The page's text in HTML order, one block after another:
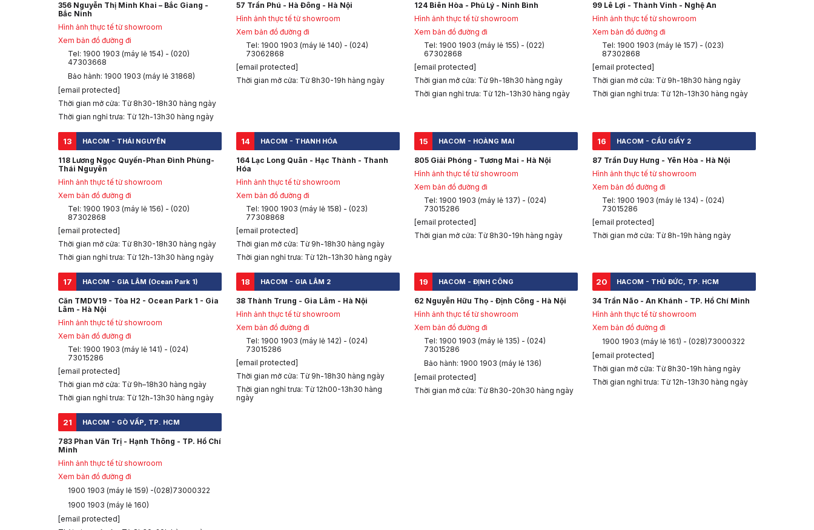
356 Nguyễn Thị Minh Khai – Bắc Giang -
Bắc Ninh
Hình ảnh thực tế từ showroom
Xem bản đồ đường đi
Tel: 1900 1903 (máy lẻ 154) - (020)
47303668
Bảo hành: 1900 1903 (máy lẻ 31868)
[email protected]
Thời gian mở cửa: Từ 8h30-18h30 hàng ngày
Thời gian nghỉ trưa: Từ 12h-13h30 hàng ngày
57 Trần Phú - Hà Đông - Hà Nội
Hình ảnh thực tế từ showroom
Xem bản đồ đường đi
Tel: 1900 1903 (máy lẻ 140) - (024)
73062868
[email protected]
Thời gian mở cửa: Từ 8h30-19h hàng ngày
124 Biên Hòa - Phủ Lý - Ninh Bình
Hình ảnh thực tế từ showroom
Xem bản đồ đường đi
Tel: 1900 1903 (máy lẻ 155) - (022)
67302868
[email protected]
Thời gian mở cửa: Từ 9h-18h30 hàng ngày
Thời gian nghỉ trưa: Từ 12h-13h30 hàng ngày
99 Lê Lợi - Thành Vinh - Nghệ An
Hình ảnh thực tế từ showroom
Xem bản đồ đường đi
Tel: 1900 1903 (máy lẻ 157) - (023)
87302868
[email protected]
Thời gian mở cửa: Từ 9h-18h30 hàng ngày
Thời gian nghỉ trưa: Từ 12h-13h30 hàng ngày
13 HACOM - THÁI NGUYÊN
118 Lương Ngọc Quyến-Phan Đình Phùng-
Thái Nguyên
Hình ảnh thực tế từ showroom
Xem bản đồ đường đi
Tel: 1900 1903 (máy lẻ 156) - (020)
87302868
[email protected]
Thời gian mở cửa: Từ 8h30-18h30 hàng ngày
Thời gian nghỉ trưa: Từ 12h-13h30 hàng ngày
14 HACOM - THANH HÓA
164 Lạc Long Quân - Hạc Thành - Thanh
Hóa
Hình ảnh thực tế từ showroom
Xem bản đồ đường đi
Tel: 1900 1903 (máy lẻ 158) - (023)
77308868
[email protected]
Thời gian mở cửa: Từ 9h-18h30 hàng ngày
Thời gian nghỉ trưa: Từ 12h-13h30 hàng ngày
15 HACOM - HOÀNG MAI
805 Giải Phóng - Tương Mai - Hà Nội
Hình ảnh thực tế từ showroom
Xem bản đồ đường đi
Tel: 1900 1903 (máy lẻ 137) - (024)
73015286
[email protected]
Thời gian mở cửa: Từ 8h30-19h hàng ngày
16 HACOM - CẦU GIẤY 2
87 Trần Duy Hưng - Yên Hòa - Hà Nội
Hình ảnh thực tế từ showroom
Xem bản đồ đường đi
Tel: 1900 1903 (máy lẻ 134) - (024)
73015286
[email protected]
Thời gian mở cửa: Từ 8h-19h hàng ngày
17 HACOM - GIA LÂM (Ocean Park 1)
Căn TMDV19 - Tòa H2 - Ocean Park 1 - Gia
Lâm - Hà Nội
Hình ảnh thực tế từ showroom
Xem bản đồ đường đi
Tel: 1900 1903 (máy lẻ 141) - (024)
73015286
[email protected]
Thời gian mở cửa: Từ 9h–18h30 hàng ngày
Thời gian nghỉ trưa: Từ 12h-13h30 hàng ngày
18 HACOM - GIA LÂM 2
38 Thành Trung - Gia Lâm - Hà Nội
Hình ảnh thực tế từ showroom
Xem bản đồ đường đi
Tel: 1900 1903 (máy lẻ 142) - (024)
73015286
[email protected]
Thời gian mở cửa: Từ 9h-18h30 hàng ngày
Thời gian nghỉ trưa: Từ 12h00-13h30 hàng
ngày
19 HACOM - ĐỊNH CÔNG
62 Nguyễn Hữu Thọ - Định Công - Hà Nội
Hình ảnh thực tế từ showroom
Xem bản đồ đường đi
Tel: 1900 1903 (máy lẻ 135) - (024)
73015286
Bảo hành: 1900 1903 (máy lẻ 136)
[email protected]
Thời gian mở cửa: Từ 8h30-20h30 hàng ngày
20 HACOM - THỦ ĐỨC, TP. HCM
34 Trần Não - An Khánh - TP. Hồ Chí Minh
Hình ảnh thực tế từ showroom
Xem bản đồ đường đi
1900 1903 (máy lẻ 161) - (028)73000322
[email protected]
Thời gian mở cửa: Từ 8h30-19h hàng ngày
Thời gian nghỉ trưa: Từ 12h-13h30 hàng ngày
21 HACOM - GÒ VẤP, TP. HCM
783 Phan Văn Trị - Hạnh Thông - TP. Hồ Chí
Minh
Hình ảnh thực tế từ showroom
Xem bản đồ đường đi
1900 1903 (máy lẻ 159) -(028)73000322
1900 1903 (máy lẻ 160)
[email protected]